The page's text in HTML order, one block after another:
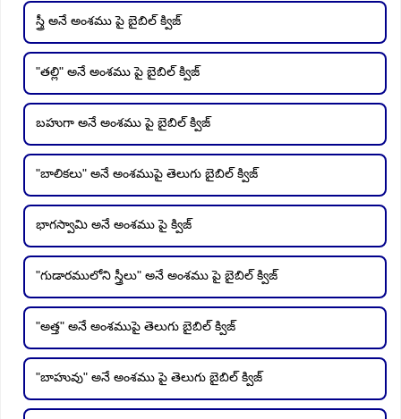
స్త్రీ అనే అంశము పై బైబిల్ క్విజ్
"తల్లి" అనే అంశము పై బైబిల్ క్విజ్
బహుగా అనే అంశము పై బైబిల్ క్విజ్
"బాలికలు" అనే అంశముపై తెలుగు బైబిల్ క్విజ్
భాగస్వామి అనే అంశము పై క్విజ్
"గుడారములోని స్త్రీలు" అనే అంశము పై బైబిల్ క్విజ్
"అత్త" అనే అంశముపై తెలుగు బైబిల్ క్విజ్
"బాహువు" అనే అంశము పై తెలుగు బైబిల్ క్విజ్